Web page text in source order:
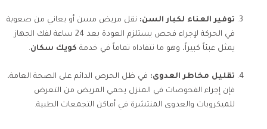
توفير العناء لكبار السن: نقل مريض مسن أو يعاني من صعوبة
في الحركة لإجراء فحص يستلزم العودة بعد 24 ساعة لفك الجهاز
يمثل عبئاً كبيراً، وهو ما نتفاداه تماماً في خدمة كويك سكان.
تقليل مخاطر العدوى: في ظل الحرص الدائم على الصحة العامة،
فإن إجراء الفحوصات في المنزل يحمي المريض من التعرض
للميكروبات والعدوى المنتشرة في أماكن التجمعات الطبية.